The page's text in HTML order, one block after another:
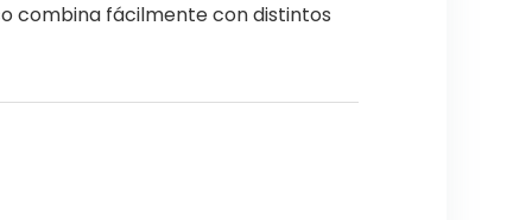
combina fácilmente con distintos